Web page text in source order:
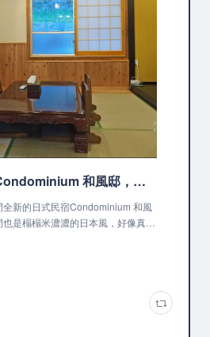
沖繩民宿推薦 | Condominium 和風邸，濃濃日式風格和風建築 @愛吃鬼芸芸
新的日式民宿Condominium 和風
是榻榻米濃濃的日本風，好像真…